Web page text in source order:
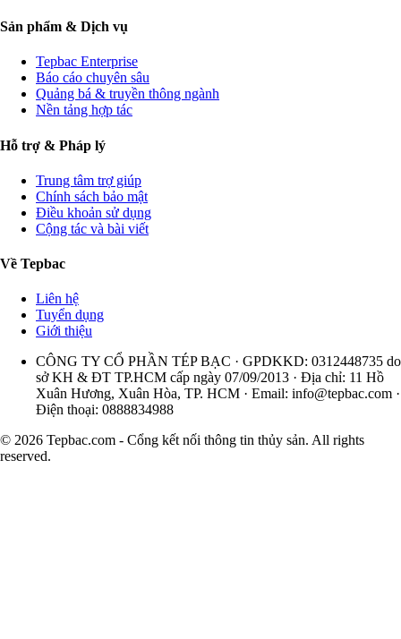
Sản phẩm & Dịch vụ
Tepbac Enterprise
Báo cáo chuyên sâu
Quảng bá & truyền thông ngành
Nền tảng hợp tác
Hỗ trợ & Pháp lý
Trung tâm trợ giúp
Chính sách bảo mật
Điều khoản sử dụng
Cộng tác và bài viết
Về Tepbac
Liên hệ
Tuyển dụng
Giới thiệu
CÔNG TY CỔ PHẦN TÉP BẠC · GPDKKD: 0312448735 do
sở KH & ĐT TP.HCM cấp ngày 07/09/2013 · Địa chỉ: 11 Hồ
Xuân Hương, Xuân Hòa, TP. HCM · Email: info@tepbac.com ·
Điện thoại: 0888834988
© 2026 Tepbac.com - Cổng kết nối thông tin thủy sản. All rights
reserved.